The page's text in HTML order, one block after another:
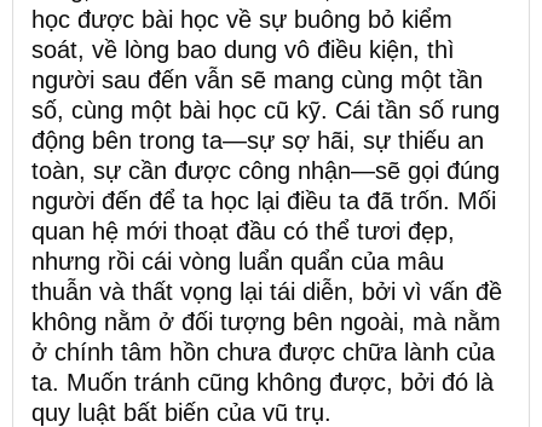
học được bài học về sự buông bỏ kiểm
soát, về lòng bao dung vô điều kiện, thì
người sau đến vẫn sẽ mang cùng một tần
số, cùng một bài học cũ kỹ. Cái tần số rung
động bên trong ta—sự sợ hãi, sự thiếu an
toàn, sự cần được công nhận—sẽ gọi đúng
người đến để ta học lại điều ta đã trốn. Mối
quan hệ mới thoạt đầu có thể tươi đẹp,
nhưng rồi cái vòng luẩn quẩn của mâu
thuẫn và thất vọng lại tái diễn, bởi vì vấn đề
không nằm ở đối tượng bên ngoài, mà nằm
ở chính tâm hồn chưa được chữa lành của
ta. Muốn tránh cũng không được, bởi đó là
quy luật bất biến của vũ trụ.